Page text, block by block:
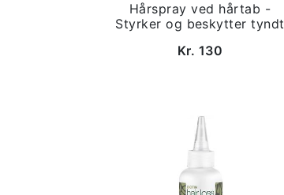
Hårspray ved hårtab -
Styrker og beskytter tyndt
Kr. 130